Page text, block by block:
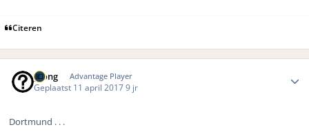
Citeren
pjong Advantage Player
Geplaatst 11 april 20179 jr
Dortmund . . .